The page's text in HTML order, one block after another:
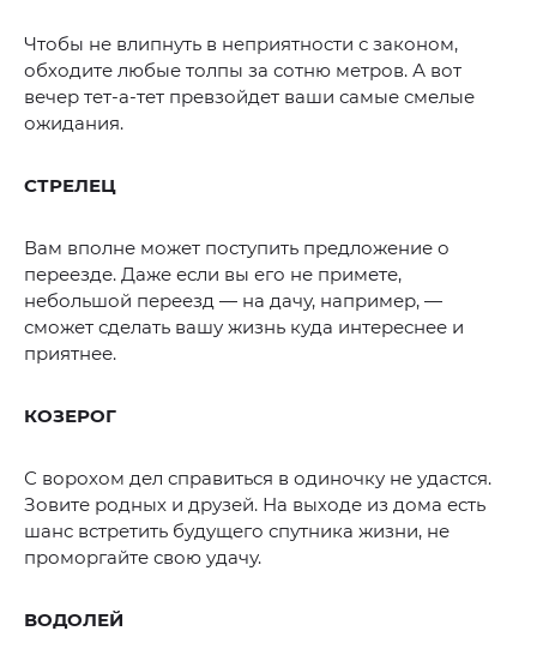
Чтобы не влипнуть в неприятности с законом,
обходите любые толпы за сотню метров. А вот
вечер тет-а-тет превзойдет ваши самые смелые
ожидания.
СТРЕЛЕЦ
Вам вполне может поступить предложение о
переезде. Даже если вы его не примете,
небольшой переезд — на дачу, например, —
сможет сделать вашу жизнь куда интереснее и
приятнее.
КОЗЕРОГ
С ворохом дел справиться в одиночку не удастся.
Зовите родных и друзей. На выходе из дома есть
шанс встретить будущего спутника жизни, не
проморгайте свою удачу.
ВОДОЛЕЙ